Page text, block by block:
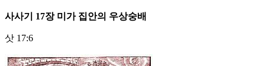
사사기 17장 미가 집안의 우상숭배
삿 17:6